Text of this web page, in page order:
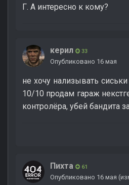
Г. А интересно к кому?
керил 33
Опубликовано 16 мая
не хочу нализывать
10/10 продам гараж
контролёра, убей
Пихта 61
Опубликовано 16 мая